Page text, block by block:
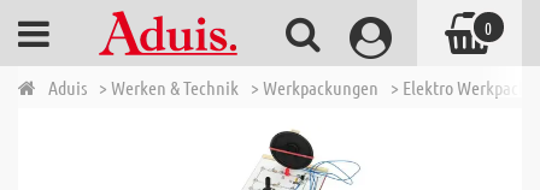
Aduis > Werken & Technik > Werkpackungen > Elektro
0